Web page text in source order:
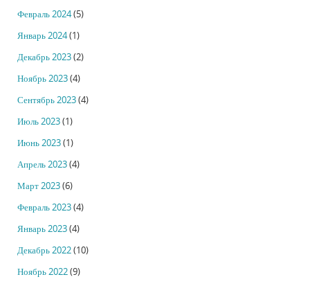
Февраль 2024(5)
Январь 2024(1)
Декабрь 2023(2)
Ноябрь 2023(4)
Сентябрь 2023(4)
Июль 2023(1)
Июнь 2023(1)
Апрель 2023(4)
Март 2023(6)
Февраль 2023(4)
Январь 2023(4)
Декабрь 2022(10)
Ноябрь 2022(9)